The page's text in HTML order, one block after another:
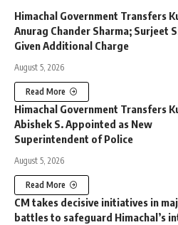
Himachal Government Transfers
Anurag Chander Sharma; Surjeet
Given Additional Charge
August 5, 2026
Read More
Himachal Government Transfers
Abishek S. Appointed as New
Superintendent of Police
August 5, 2026
Read More
CM takes decisive initiatives in
battles to safeguard Himachal’s